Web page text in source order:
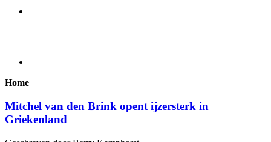
Home
Mitchel van den Brink opent ijzersterk in
Griekenland